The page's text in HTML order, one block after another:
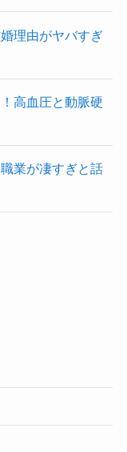
理由がヤバすぎ
高血圧と動脈硬
業が凄すぎと話